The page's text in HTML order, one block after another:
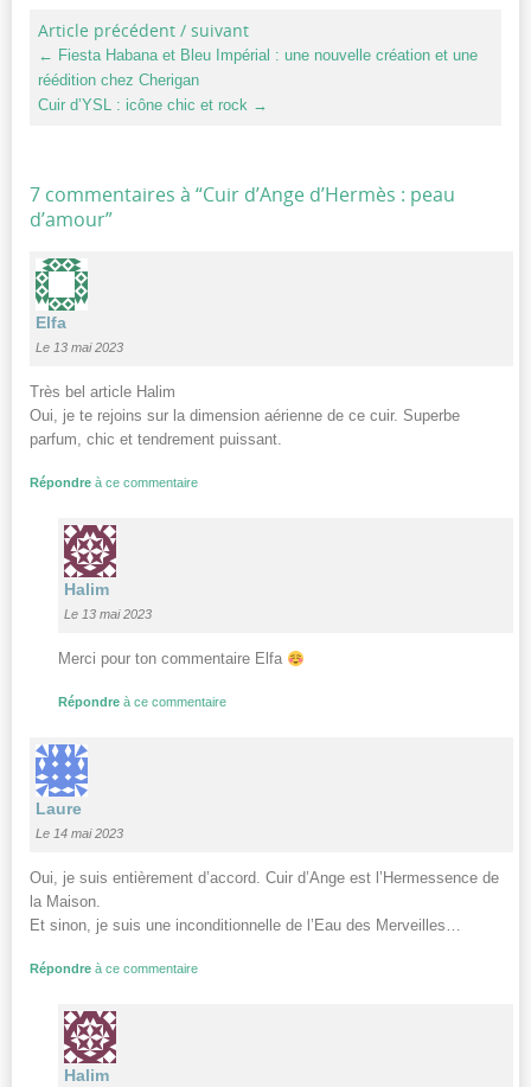
Article précédent / suivant
← Fiesta Habana et Bleu Impérial : une nouvelle création et une
réédition chez Cherigan
Cuir d’YSL : icône chic et rock →
7 commentaires à “Cuir d’Ange d’Hermès : peau
d’amour”
Elfa
Le 13 mai 2023
Très bel article Halim
Oui, je te rejoins sur la dimension aérienne de ce cuir. Superbe
parfum, chic et tendrement puissant.
Répondre à ce commentaire
Halim
Le 13 mai 2023
Merci pour ton commentaire Elfa
Répondre à ce commentaire
Laure
Le 14 mai 2023
Oui, je suis entièrement d’accord. Cuir d’Ange est l’Hermessence de
la Maison.
Et sinon, je suis une inconditionnelle de l’Eau des Merveilles…
Répondre à ce commentaire
Halim